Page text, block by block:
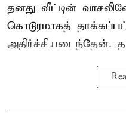
தனது வீட்டின்
கொடூரமாகத்
அதிர்ச்சியடைந்தேன்.